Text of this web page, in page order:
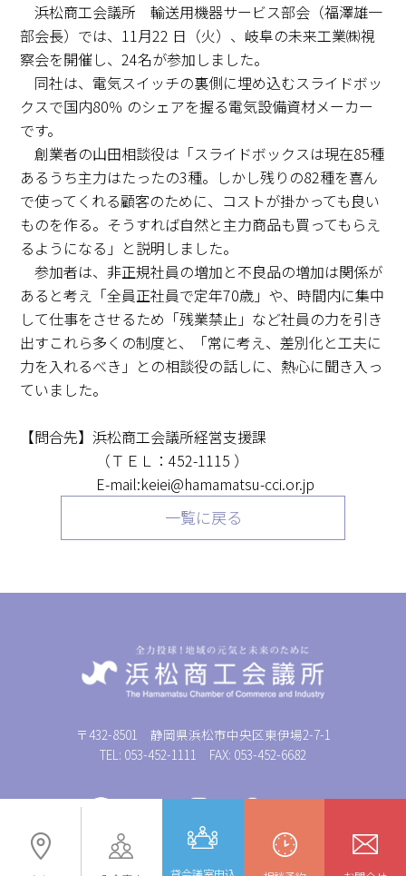
浜松商工会議所 輸送用機器サービス部会（福澤雄一
部会長）では、11月22 日（火）、岐阜の未来工業㈱視
察会を開催し、24名が参加しました。
同社は、電気スイッチの裏側に埋め込むスライドボッ
クスで国内80％ のシェアを握る電気設備資材メーカー
です。
創業者の山田相談役は「スライドボックスは現在85種
あるうち主力はたったの3種。しかし残りの82種を喜ん
で使ってくれる顧客のために、コストが掛かっても良い
ものを作る。そうすれば自然と主力商品も買ってもらえ
るようになる」と説明しました。
参加者は、非正規社員の増加と不良品の増加は関係が
あると考え「全員正社員で定年70歳」や、時間内に集中
して仕事をさせるため「残業禁止」など社員の力を引き
出すこれら多くの制度と、「常に考え、差別化と工夫に
力を入れるべき」との相談役の話しに、熱心に聞き入っ
ていました。
【問合先】浜松商工会議所経営支援課
（ＴＥＬ：452-1115 ）
E-mail:keiei@hamamatsu-cci.or.jp
一覧に戻る
〒432-8501 静岡県浜松市中央区東伊場2-7-1
TEL: 053-452-1111 FAX: 053-452-6682